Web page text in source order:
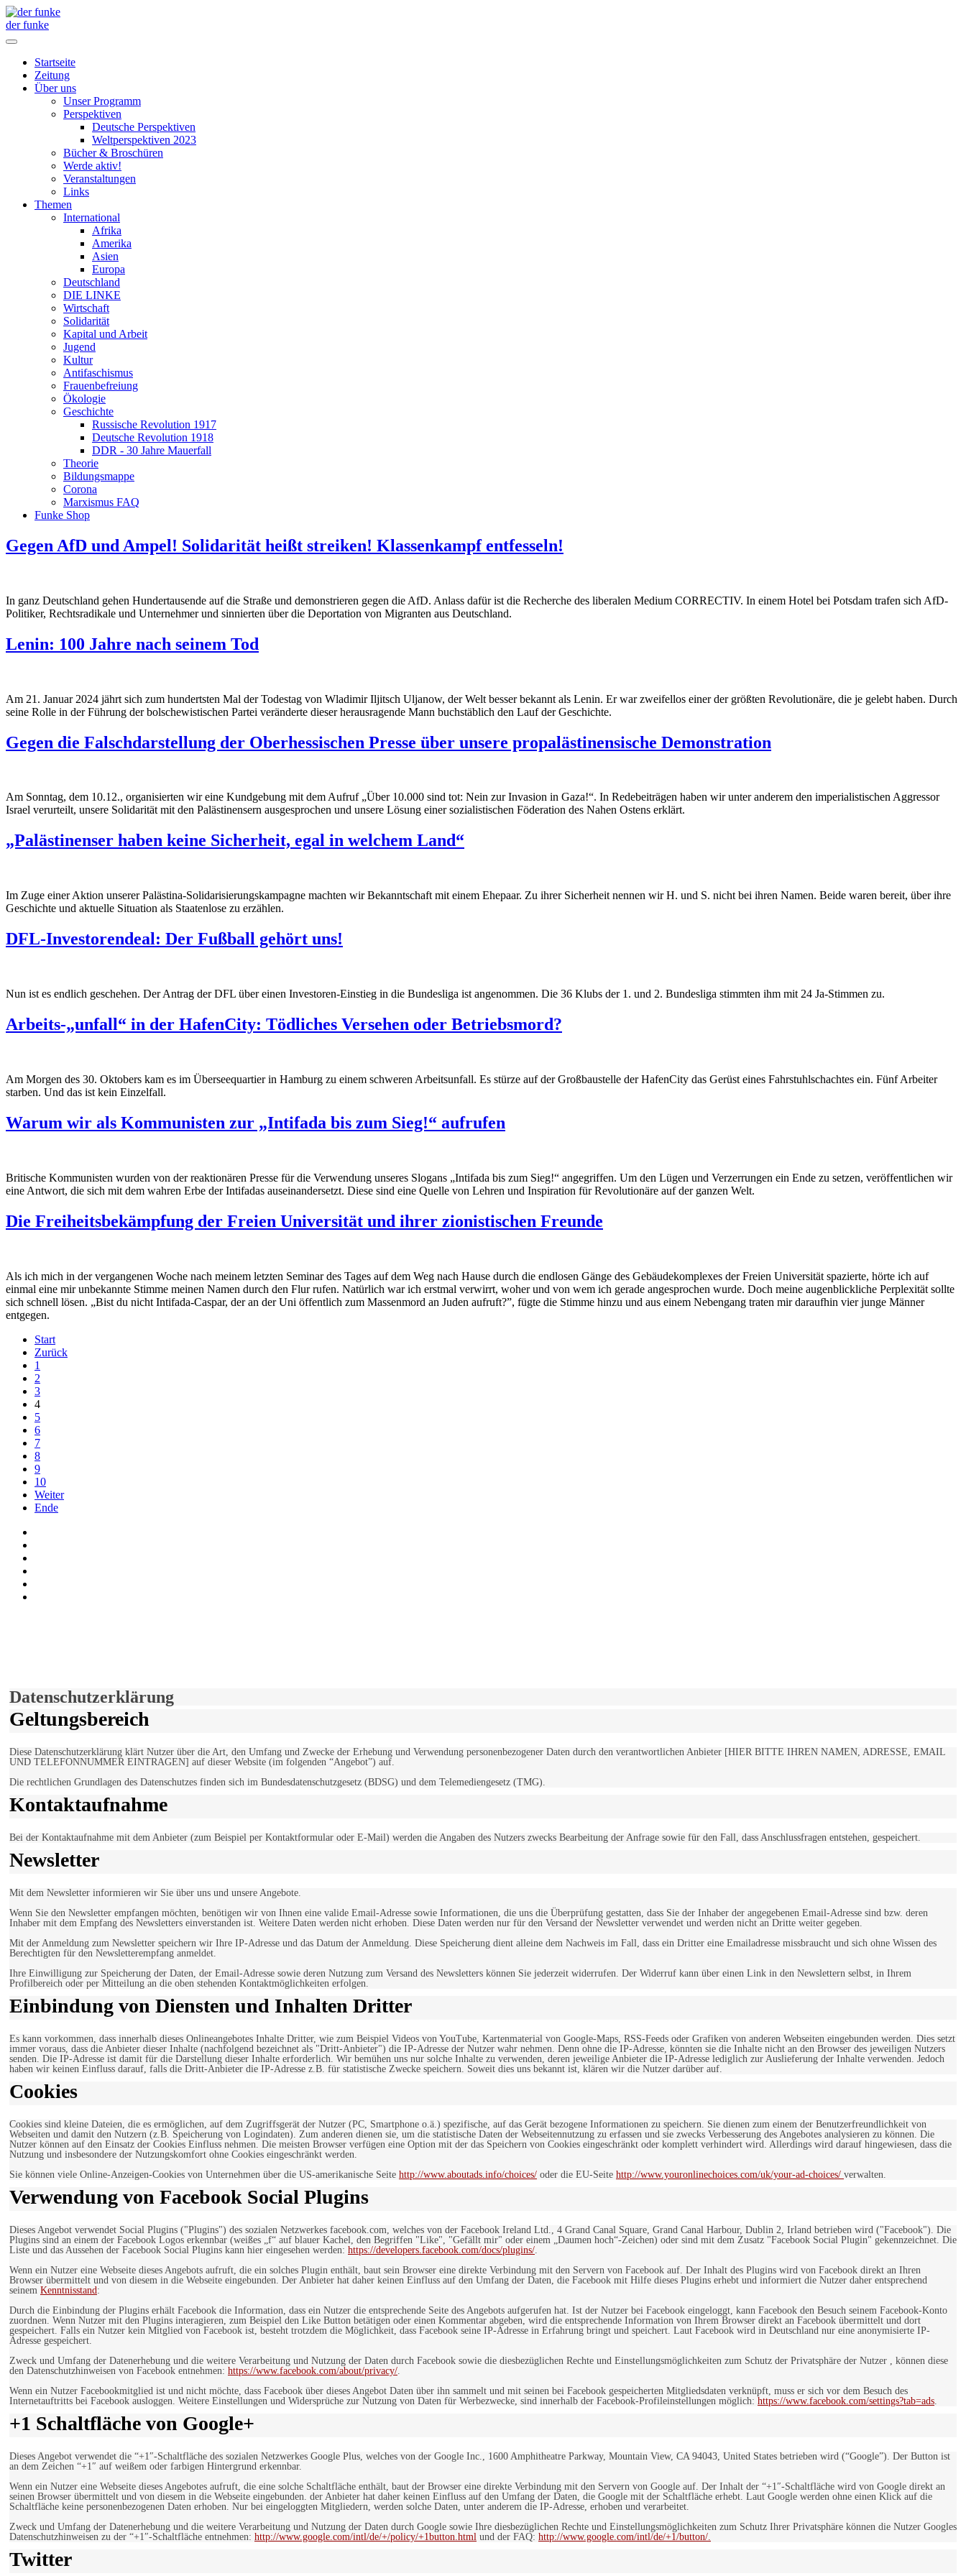
der funke
Startseite
Zeitung
Über uns
Unser Programm
Perspektiven
Deutsche Perspektiven
Weltperspektiven 2023
Bücher & Broschüren
Werde aktiv!
Veranstaltungen
Links
Themen
International
Afrika
Amerika
Asien
Europa
Deutschland
DIE LINKE
Wirtschaft
Solidarität
Kapital und Arbeit
Jugend
Kultur
Antifaschismus
Frauenbefreiung
Ökologie
Geschichte
Russische Revolution 1917
Deutsche Revolution 1918
DDR - 30 Jahre Mauerfall
Theorie
Bildungsmappe
Corona
Marxismus FAQ
Funke Shop
Gegen AfD und Ampel! Solidarität heißt streiken! Klassenkampf entfesseln!
In ganz Deutschland gehen Hundertausende auf die Straße und demonstrieren gegen die AfD. Anlass dafür ist die Recherche des liberalen Medium CORRECTIV. In einem Hotel bei Potsdam trafen sich AfD-
Politiker, Rechtsradikale und Unternehmer und sinnierten über die Deportation von Migranten aus Deutschland.
Lenin: 100 Jahre nach seinem Tod
Am 21. Januar 2024 jährt sich zum hundertsten Mal der Todestag von Wladimir Iljitsch Uljanow, der Welt besser bekannt als Lenin. Er war zweifellos einer der größten Revolutionäre, die je gelebt haben. Durch
seine Rolle in der Führung der bolschewistischen Partei veränderte dieser herausragende Mann buchstäblich den Lauf der Geschichte.
Gegen die Falschdarstellung der Oberhessischen Presse über unsere propalästinensische Demonstration
Am Sonntag, dem 10.12., organisierten wir eine Kundgebung mit dem Aufruf „Über 10.000 sind tot: Nein zur Invasion in Gaza!“. In Redebeiträgen haben wir unter anderem den imperialistischen Aggressor
Israel verurteilt, unsere Solidarität mit den Palästinensern ausgesprochen und unsere Lösung einer sozialistischen Föderation des Nahen Ostens erklärt.
„Palästinenser haben keine Sicherheit, egal in welchem Land“
Im Zuge einer Aktion unserer Palästina-Solidarisierungskampagne machten wir Bekanntschaft mit einem Ehepaar. Zu ihrer Sicherheit nennen wir H. und S. nicht bei ihren Namen. Beide waren bereit, über ihre
Geschichte und aktuelle Situation als Staatenlose zu erzählen.
DFL-Investorendeal: Der Fußball gehört uns!
Nun ist es endlich geschehen. Der Antrag der DFL über einen Investoren-Einstieg in die Bundesliga ist angenommen. Die 36 Klubs der 1. und 2. Bundesliga stimmten ihm mit 24 Ja-Stimmen zu.
Arbeits-„unfall“ in der HafenCity: Tödliches Versehen oder Betriebsmord?
Am Morgen des 30. Oktobers kam es im Überseequartierin Hamburg zu einem schweren Arbeitsunfall. Es stürze auf der Großbaustelle der HafenCity das Gerüst eines Fahrstuhlschachtes ein. FünfArbeiter
starben. Und das ist kein Einzelfall.
Warum wir als Kommunisten zur „Intifada bis zum Sieg!“ aufrufen
Britische Kommunisten wurden von der reaktionären Presse für die Verwendung unseres Slogans „Intifada bis zum Sieg!“ angegriffen. Um den Lügen und Verzerrungen ein Ende zu setzen, veröffentlichen wir
eine Antwort, die sich mit dem wahren Erbe der Intifadas auseinandersetzt. Diese sind eine Quelle von Lehren und Inspiration für Revolutionäre auf der ganzen Welt.
Die Freiheitsbekämpfung der Freien Universität und ihrer zionistischen Freunde
Als ich mich in der vergangenen Woche nach meinem letzten Seminar des Tages auf dem Weg nach Hause durch die endlosen Gänge des Gebäudekomplexes der Freien Universität spazierte, hörte ich auf
einmal eine mir unbekannte Stimme meinen Namen durch den Flur rufen. Natürlich war ich erstmal verwirrt, woher und von wem ich gerade angesprochen wurde. Doch meine augenblickliche Perplexität sollte
sich schnell lösen. „Bist du nicht Intifada-Caspar, der an der Uni öffentlich zum Massenmord an Juden aufruft?”, fügte die Stimme hinzu und aus einem Nebengang traten mir daraufhin vier junge Männer
entgegen.
Start
Zurück
1
2
3
4
5
6
7
8
9
10
Weiter
Ende
Datenschutzerklärung
Geltungsbereich
Diese Datenschutzerklärung klärt Nutzer über die Art, den Umfang und Zwecke der Erhebung und Verwendung personenbezogener Daten durch den verantwortlichen Anbieter [HIER BITTE IHREN NAMEN, ADRESSE, EMAIL
UND TELEFONNUMMER EINTRAGEN] auf dieser Website (im folgenden “Angebot”) auf.
Die rechtlichen Grundlagen des Datenschutzes finden sich im Bundesdatenschutzgesetz (BDSG) und dem Telemediengesetz (TMG).
Kontaktaufnahme
Bei der Kontaktaufnahme mit dem Anbieter (zum Beispiel per Kontaktformular oder E-Mail) werden die Angaben des Nutzers zwecks Bearbeitung der Anfrage sowie für den Fall, dass Anschlussfragen entstehen, gespeichert.
Newsletter
Mit dem Newsletter informieren wir Sie über uns und unsere Angebote.
Wenn Sie den Newsletter empfangen möchten, benötigen wir von Ihnen eine valide Email-Adresse sowie Informationen, die uns die Überprüfung gestatten, dass Sie der Inhaber der angegebenen Email-Adresse sind bzw. deren
Inhaber mit dem Empfang des Newsletters einverstanden ist. Weitere Daten werden nicht erhoben. Diese Daten werden nur für den Versand der Newsletter verwendet und werden nicht an Dritte weiter gegeben.
Mit der Anmeldung zum Newsletter speichern wir Ihre IP-Adresse und das Datum der Anmeldung. Diese Speicherung dient alleine dem Nachweis im Fall, dass ein Dritter eine Emailadresse missbraucht und sich ohne Wissen des
Berechtigten für den Newsletterempfang anmeldet.
Ihre Einwilligung zur Speicherung der Daten, der Email-Adresse sowie deren Nutzung zum Versand des Newsletters können Sie jederzeit widerrufen. Der Widerruf kann über einen Link in den Newslettern selbst, in Ihrem
Profilbereich oder per Mitteilung an die oben stehenden Kontaktmöglichkeiten erfolgen.
Einbindung von Diensten und Inhalten Dritter
Es kann vorkommen, dass innerhalb dieses Onlineangebotes Inhalte Dritter, wie zum Beispiel Videos von YouTube, Kartenmaterial von Google-Maps, RSS-Feeds oder Grafiken von anderen Webseiten eingebunden werden. Dies setzt
immer voraus, dass die Anbieter dieser Inhalte (nachfolgend bezeichnet als "Dritt-Anbieter") die IP-Adresse der Nutzer wahr nehmen. Denn ohne die IP-Adresse, könnten sie die Inhalte nicht an den Browser des jeweiligen Nutzers
senden. Die IP-Adresse ist damit für die Darstellung dieser Inhalte erforderlich. Wir bemühen uns nur solche Inhalte zu verwenden, deren jeweilige Anbieter die IP-Adresse lediglich zur Auslieferung der Inhalte verwenden. Jedoch
haben wir keinen Einfluss darauf, falls die Dritt-Anbieter die IP-Adresse z.B. für statistische Zwecke speichern. Soweit dies uns bekannt ist, klären wir die Nutzer darüber auf.
Cookies
Cookies sind kleine Dateien, die es ermöglichen, auf dem Zugriffsgerät der Nutzer (PC, Smartphone o.ä.) spezifische, auf das Gerät bezogene Informationen zu speichern. Sie dienen zum einem der Benutzerfreundlichkeit von
Webseiten und damit den Nutzern (z.B. Speicherung von Logindaten). Zum anderen dienen sie, um die statistische Daten der Webseitennutzung zu erfassen und sie zwecks Verbesserung des Angebotes analysieren zu können. Die
Nutzer können auf den Einsatz der Cookies Einfluss nehmen. Die meisten Browser verfügen eine Option mit der das Speichern von Cookies eingeschränkt oder komplett verhindert wird. Allerdings wird darauf hingewiesen, dass die
Nutzung und insbesondere der Nutzungskomfort ohne Cookies eingeschränkt werden.
Sie können viele Online-Anzeigen-Cookies von Unternehmen über die US-amerikanische Seite http://www.aboutads.info/choices/ oder die EU-Seite http://www.youronlinechoices.com/uk/your-ad-choices/ verwalten.
Verwendung von Facebook Social Plugins
Dieses Angebot verwendet Social Plugins ("Plugins") des sozialen Netzwerkes facebook.com, welches von der Facebook Ireland Ltd., 4 Grand Canal Square, Grand Canal Harbour, Dublin 2, Irland betrieben wird ("Facebook"). Die
Plugins sind an einem der Facebook Logos erkennbar (weißes „f“ auf blauer Kachel, den Begriffen "Like", "Gefällt mir" oder einem „Daumen hoch“-Zeichen) oder sind mit dem Zusatz "Facebook Social Plugin" gekennzeichnet. Die
Liste und das Aussehen der Facebook Social Plugins kann hier eingesehen werden: https://developers.facebook.com/docs/plugins/.
Wenn ein Nutzer eine Webseite dieses Angebots aufruft, die ein solches Plugin enthält, baut sein Browser eine direkte Verbindung mit den Servern von Facebook auf. Der Inhalt des Plugins wird von Facebook direkt an Ihren
Browser übermittelt und von diesem in die Webseite eingebunden. Der Anbieter hat daher keinen Einfluss auf den Umfang der Daten, die Facebook mit Hilfe dieses Plugins erhebt und informiert die Nutzer daher entsprechend
seinem Kenntnisstand:
Durch die Einbindung der Plugins erhält Facebook die Information, dass ein Nutzer die entsprechende Seite des Angebots aufgerufen hat. Ist der Nutzer bei Facebook eingeloggt, kann Facebook den Besuch seinem Facebook-Konto
zuordnen. Wenn Nutzer mit den Plugins interagieren, zum Beispiel den Like Button betätigen oder einen Kommentar abgeben, wird die entsprechende Information von Ihrem Browser direkt an Facebook übermittelt und dort
gespeichert. Falls ein Nutzer kein Mitglied von Facebook ist, besteht trotzdem die Möglichkeit, dass Facebook seine IP-Adresse in Erfahrung bringt und speichert. Laut Facebook wird in Deutschland nur eine anonymisierte IP-
Adresse gespeichert.
Zweck und Umfang der Datenerhebung und die weitere Verarbeitung und Nutzung der Daten durch Facebook sowie die diesbezüglichen Rechte und Einstellungsmöglichkeiten zum Schutz der Privatsphäre der Nutzer , können diese
den Datenschutzhinweisen von Facebook entnehmen: https://www.facebook.com/about/privacy/.
Wenn ein Nutzer Facebookmitglied ist und nicht möchte, dass Facebook über dieses Angebot Daten über ihn sammelt und mit seinen bei Facebook gespeicherten Mitgliedsdaten verknüpft, muss er sich vor dem Besuch des
Internetauftritts bei Facebook ausloggen. Weitere Einstellungen und Widersprüche zur Nutzung von Daten für Werbezwecke, sind innerhalb der Facebook-Profileinstellungen möglich: https://www.facebook.com/settings?tab=ads.
+1 Schaltfläche von Google+
Dieses Angebot verwendet die “+1″-Schaltfläche des sozialen Netzwerkes Google Plus, welches von der Google Inc., 1600 Amphitheatre Parkway, Mountain View, CA 94043, United States betrieben wird (“Google”). Der Button ist
an dem Zeichen “+1″ auf weißem oder farbigen Hintergrund erkennbar.
Wenn ein Nutzer eine Webseite dieses Angebotes aufruft, die eine solche Schaltfläche enthält, baut der Browser eine direkte Verbindung mit den Servern von Google auf. Der Inhalt der “+1″-Schaltfläche wird von Google direkt an
seinen Browser übermittelt und von diesem in die Webseite eingebunden. der Anbieter hat daher keinen Einfluss auf den Umfang der Daten, die Google mit der Schaltfläche erhebt. Laut Google werden ohne einen Klick auf die
Schaltfläche keine personenbezogenen Daten erhoben. Nur bei eingeloggten Mitgliedern, werden solche Daten, unter anderem die IP-Adresse, erhoben und verarbeitet.
Zweck und Umfang der Datenerhebung und die weitere Verarbeitung und Nutzung der Daten durch Google sowie Ihre diesbezüglichen Rechte und Einstellungsmöglichkeiten zum Schutz Ihrer Privatsphäre können die Nutzer Googles
Datenschutzhinweisen zu der “+1″-Schaltfläche entnehmen: http://www.google.com/intl/de/+/policy/+1button.html und der FAQ: http://www.google.com/intl/de/+1/button/.
Twitter